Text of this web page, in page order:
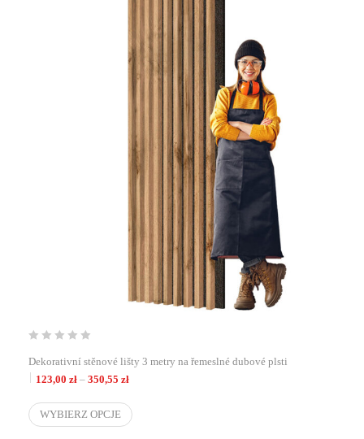
Dekorativní stěnové lišty 3 metry na řemeslné dubové plsti
123,00 zł – 350,55 złZakres cen: od 123,00 zł do 350,55 zł
WYBIERZ OPCJE